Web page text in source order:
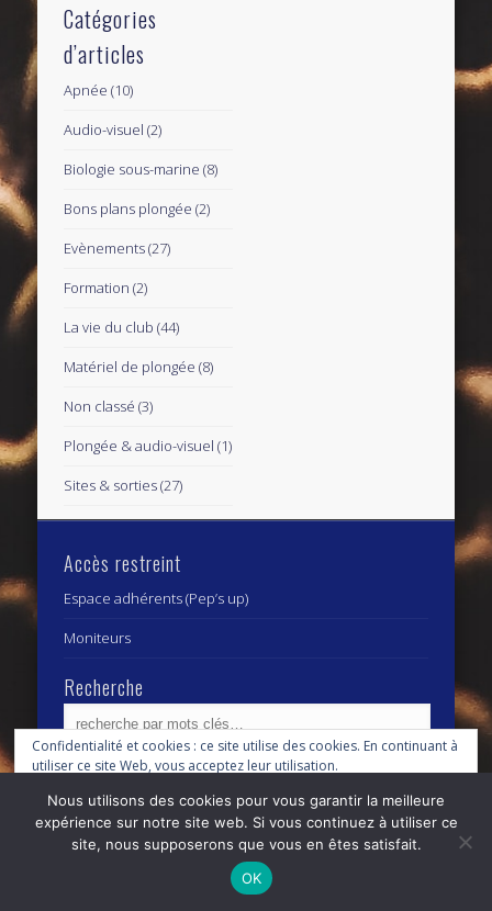
Catégories
d’articles
Apnée (10)
Audio-visuel (2)
Biologie sous-marine (8)
Bons plans plongée (2)
Evènements(27)
Formation (2)
La vie du club (44)
Matériel de plongée (8)
Non classé (3)
Plongée & audio-visuel (1)
Sites & sorties(27)
Accès restreint
Espace adhérents (Pep’s up)
Moniteurs
Recherche
Archives
Archives
© 2026 Centre Subaquatique Orléanais - club fédéral
Confidentialité et cookies : ce site utilise des cookies. En continuant à
utiliser ce site Web, vous acceptez leur utilisation.
Pour en savoir plus, notamment sur la façon de contrôler les cookies,
consultez :Politique relative aux cookies
Nous utilisons des cookies pour vous garantir la meilleure
expérience sur notre site web. Si vous continuez à utiliser ce
site, nous supposerons que vous en êtes satisfait.
OK